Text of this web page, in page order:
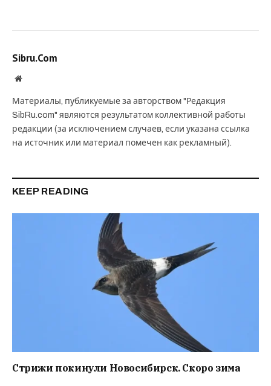
Sibru.Com
Website
Материалы, публикуемые за авторством "Редакция
SibRu.com" являются результатом коллективной работы
редакции (за исключением случаев, если указана ссылка
на источник или материал помечен как рекламный).
KEEP READING
Стрижи покинули Новосибирск. Скоро зима